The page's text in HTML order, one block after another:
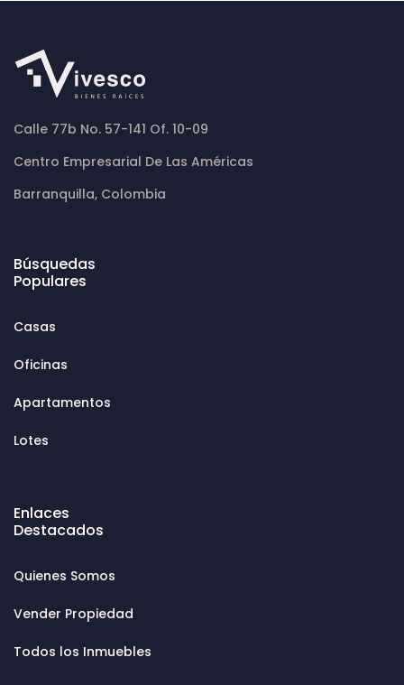
Calle 77b No. 57-141 Of. 10-09
Centro Empresarial De Las Américas
Barranquilla, Colombia
Búsquedas
Populares
Casas
Oficinas
Apartamentos
Lotes
Enlaces
Destacados
Quienes Somos
Vender Propiedad
Todos los Inmuebles